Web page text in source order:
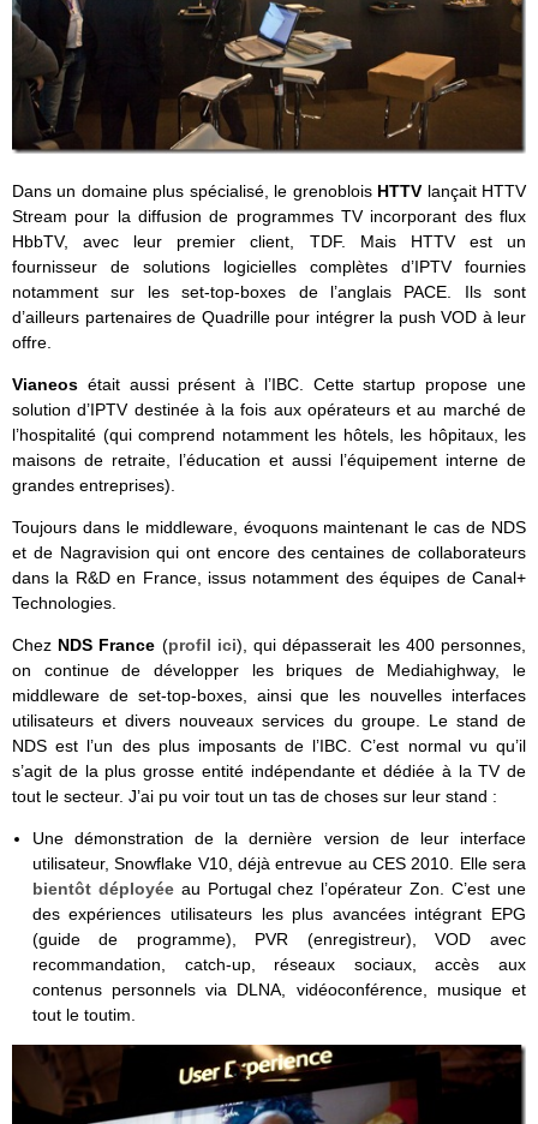
Dans un domaine plus spécialisé, le grenoblois HTTV lançait HTTV
Stream pour la diffusion de programmes TV incorporant des flux
HbbTV, avec leur premier client, TDF. Mais HTTV est un
fournisseur de solutions logicielles complètes d’IPTV fournies
notamment sur les set-top-boxes de l’anglais PACE. Ils sont
d’ailleurs partenaires de Quadrille pour intégrer la push VOD à leur
offre.
Vianeos était aussi présent à l’IBC. Cette startup propose une
solution d’IPTV destinée à la fois aux opérateurs et au marché de
l’hospitalité (qui comprend notamment les hôtels, les hôpitaux, les
maisons de retraite, l’éducation et aussi l’équipement interne de
grandes entreprises).
Toujours dans le middleware, évoquons maintenant le cas de NDS
et de Nagravision qui ont encore des centaines de collaborateurs
dans la R&D en France, issus notamment des équipes de Canal+
Technologies.
Chez NDS France (profil ici), qui dépasserait les 400 personnes,
on continue de développer les briques de Mediahighway, le
middleware de set-top-boxes, ainsi que les nouvelles interfaces
utilisateurs et divers nouveaux services du groupe. Le stand de
NDS est l’un des plus imposants de l’IBC. C’est normal vu qu’il
s’agit de la plus grosse entité indépendante et dédiée à la TV de
tout le secteur. J’ai pu voir tout un tas de choses sur leur stand :
Une démonstration de la dernière version de leur interface
utilisateur, Snowflake V10, déjà entrevue au CES 2010. Elle sera
bientôt déployéeau Portugal chez l’opérateur Zon. C’est une
des expériences utilisateurs les plus avancées intégrant EPG
(guide de programme), PVR (enregistreur), VOD avec
recommandation, catch-up, réseaux sociaux, accès aux
contenus personnels via DLNA, vidéoconférence, musique et
tout le toutim.